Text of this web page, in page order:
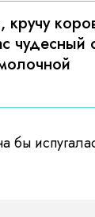
кручу
чудесный
бы